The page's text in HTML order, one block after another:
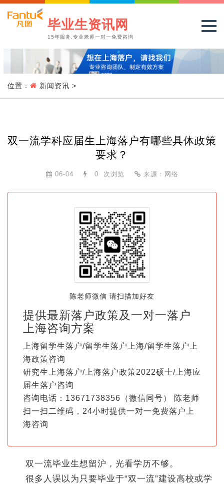
毕业生资讯网
15年服务,专业老师一对一免费咨询
位置： 新闻资讯 >
双一流学科应届生上海落户有哪些具体政策
要求？
06-04 0 次浏览 来源：网络
陈老师微信 请扫描加好友
提供最新落户政策及一对一落户
上海咨询方案
上海留学生落户/留学生落户上海/留学生落户上
海政策咨询
研究生上海落户/上海落户政策2022硕士/上海应
届生落户咨询
咨询电话：13671738356（微信同号） 陈老师
扫一扫二维码，24小时提供一对一免费落户上
海咨询
双一流毕业生想留沪，光看学历不够。
很多人误以为只要毕业于“双一流”建设高校或学